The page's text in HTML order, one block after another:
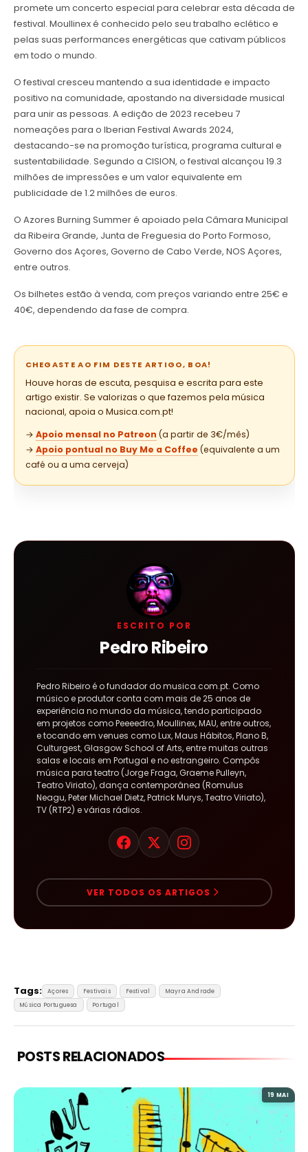
promete um concerto especial para celebrar esta década de
festival. Moullinex é conhecido pelo seu trabalho eclético e
pelas suas performances energéticas que cativam públicos
em todo o mundo.
O festival cresceu mantendo a sua identidade e impacto
positivo na comunidade, apostando na diversidade musical
para unir as pessoas. A edição de 2023 recebeu 7
nomeações para o Iberian Festival Awards 2024,
destacando-se na promoção turística, programa cultural e
sustentabilidade. Segundo a CISION, o festival alcançou 19.3
milhões de impressões e um valor equivalente em
publicidade de 1.2 milhões de euros.
O Azores Burning Summer é apoiado pela Câmara Municipal
da Ribeira Grande, Junta de Freguesia do Porto Formoso,
Governo dos Açores, Governo de Cabo Verde, NOS Açores,
entre outros.
Os bilhetes estão à venda, com preços variando entre 25€ e
40€, dependendo da fase de compra.
CHEGASTE AO FIM DESTE ARTIGO, BOA!
Houve horas de escuta, pesquisa e escrita para este
artigo existir. Se valorizas o que fazemos pela música
nacional, apoia o Musica.com.pt!
→ Apoio mensal no Patreon (a partir de 3€/mês)
→ Apoio pontual no Buy Me a Coffee (equivalente a um
café ou a uma cerveja)
ESCRITO POR
Pedro Ribeiro
Pedro Ribeiro é o fundador do musica.com.pt. Como
músico e produtor conta com mais de 25 anos de
experiência no mundo da música, tendo participado
em projetos como Peeeedro, Moullinex, MAU, entre outros,
e tocando em venues como Lux, Maus Hábitos, Plano B,
Culturgest, Glasgow School of Arts, entre muitas outras
salas e locais em Portugal e no estrangeiro. Compôs
música para teatro (Jorge Fraga, Graeme Pulleyn,
Teatro Viriato), dança contemporânea (Romulus
Neagu, Peter Michael Dietz, Patrick Murys, Teatro Viriato),
TV (RTP2) e várias rádios.
VER TODOS OS ARTIGOS
Tags: Açores Festivais Festival
Mayra Andrade
Música Portuguesa
Portugal
POSTS RELACIONADOS
19 MAI